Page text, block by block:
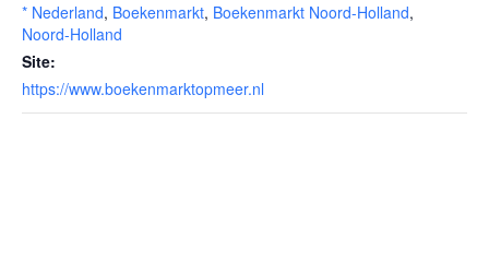
* Nederland, Boekenmarkt, Boekenmarkt Noord-Holland,
Noord-Holland
Site:
https://www.boekenmarktopmeer.nl